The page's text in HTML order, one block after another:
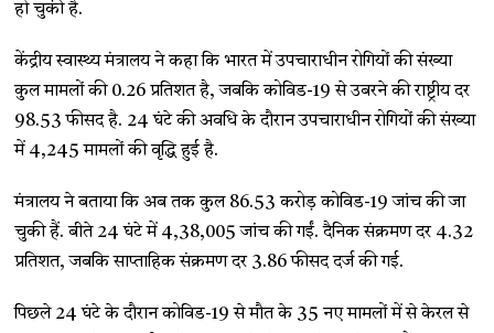
हो चुकी है.
केंद्रीय स्वास्थ्य मंत्रालय ने कहा कि भारत में उपचाराधीन रोगियों की संख्या
कुल मामलों की 0.26 प्रतिशत है, जबकि कोविड-19 से उबरने की राष्ट्रीय दर
98.53 फीसद है. 24 घंटे की अवधि के दौरान उपचाराधीन रोगियों की संख्या
में 4,245 मामलों की वृद्धि हुई है.
मंत्रालय ने बताया कि अब तक कुल 86.53 करोड़ कोविड-19 जांच की जा
चुकी हैं. बीते 24 घंटे में 4,38,005 जांच की गईं. दैनिक संक्रमण दर 4.32
प्रतिशत, जबकि साप्ताहिक संक्रमण दर 3.86 फीसद दर्ज की गई.
पिछले 24 घंटे के दौरान कोविड-19 से मौत के 35 नए मामलों में से केरल से